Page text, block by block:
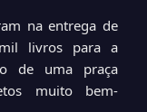
na entrega de
livros para a
de uma praça
muito bem-